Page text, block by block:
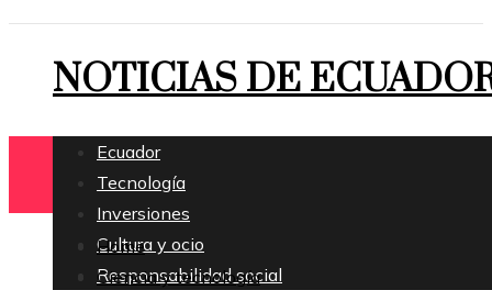
NOTICIAS DE
Ecuador
Tecnología
Inversiones
Cultura y ocio
Responsabilidad social
Home
Ciencia y tecnología